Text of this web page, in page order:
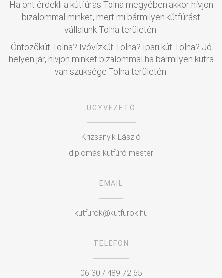
Ha önt érdekli a kútfúrás Tolna megyében akkor hívjon
bizalommal minket, mert mi bármilyen kútfúrást
vállalunk Tolna területén.
Öntözõkút Tolna? Ivóvízkút Tolna? Ipari kút Tolna? Jó
helyen jár, hívjon minket bizalommal ha bármilyen kútra
van szüksége Tolna területén.
ÜGYVEZETÕ
Krizsanyik László
diplomás kútfúró mester
EMAIL
kutfurok@kutfurok.hu
TELEFON
06 30 / 489 72 65